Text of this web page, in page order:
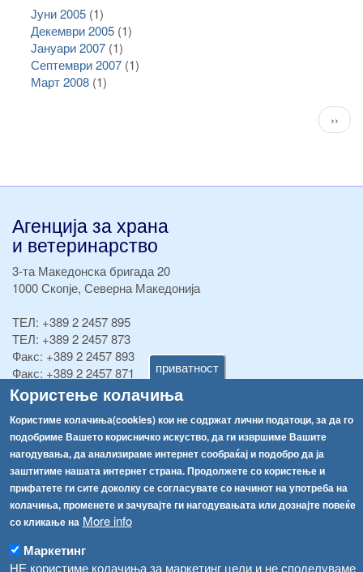
приватност
Користење колачиња
Користиме колачиња(cookies) кои не содржат лични податоци, за да го
подобриме Вашето корисничко искуство, да ги извршиме Вашите
нагодувања, да анализираме интернет сообраќај и подобро да ја
заштитиме нашата интернет страна. Продолжете со користење и
прифатете ги сите доколку се согласувате со начинот на употреба на
колачиња, променете и зачувајте ги нагодувањата или дознајте повеќе
со кликање на More info
Маркетинг
НЕ користиме колачиња за маркетинг цели и не споделуваме
Јуни 2005(1)
Декември 2005(1)
Јануари 2007(1)
Септември 2007(1)
Март 2008(1)
››
Агенција за храна
и ветеринарство
3-та Македонска бригада 20
1000 Скопје, Северна Македонија
ТЕЛ: +389 2 2457 895
ТЕЛ: +389 2 2457 873
Факс: +389 2 2457 893
Факс: +389 2 2457 871
info@fva.gov.mk
[АХВ-претходна страна]
Соопштенија
Република Бугарија ги засили официјалните контроли при увоз на свежо овошје и зеленчук
Високите температури ризик од труење со храна, опасни се и за животните
Водата во Гостивар може да се користи како техничка, продолжува испораката на флаширана вода
Во Гостивар спроведени 70 вонредни контроли
Навигација
Архива
Регистри
Обрасци